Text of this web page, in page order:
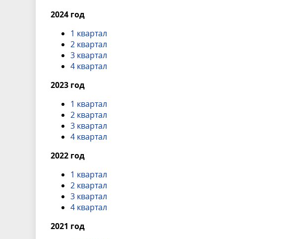
2024 год
1 квартал
2 квартал
3 квартал
4 квартал
2023 год
1 квартал
2 квартал
3 квартал
4 квартал
2022 год
1 квартал
2 квартал
3 квартал
4 квартал
2021 год